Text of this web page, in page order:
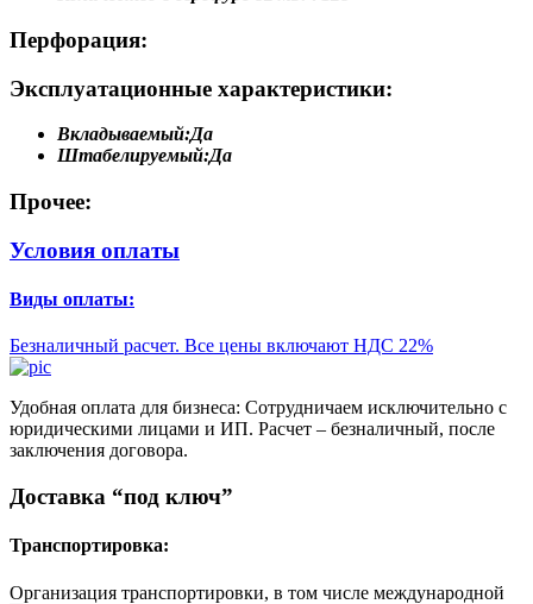
Перфорация:
Эксплуатационные характеристики:
Вкладываемый:Да
Штабелируемый:Да
Прочее:
Условия оплаты
Виды оплаты:
Безналичный расчет. Все цены включают НДС 22%
Удобная оплата для бизнеса: Сотрудничаем исключительно с
юридическими лицами и ИП. Расчет – безналичный, после
заключения договора.
Доставка “под ключ”
Транспортировка:
Организация транспортировки, в том числе международной